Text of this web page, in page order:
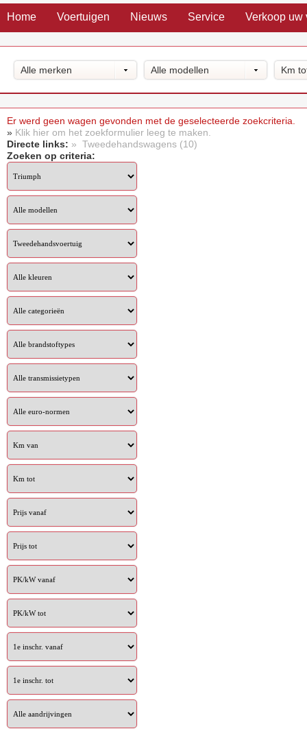
Home Voertuigen Nieuws Service Verkoop uw
Alle merken Alle modellen Km
Er werd geen wagen gevonden met de geselecteerde zoekcriteria.
» Klik hier om het zoekformulier leeg te maken.
Directe links: » Tweedehandswagens (10)
Zoeken op criteria: